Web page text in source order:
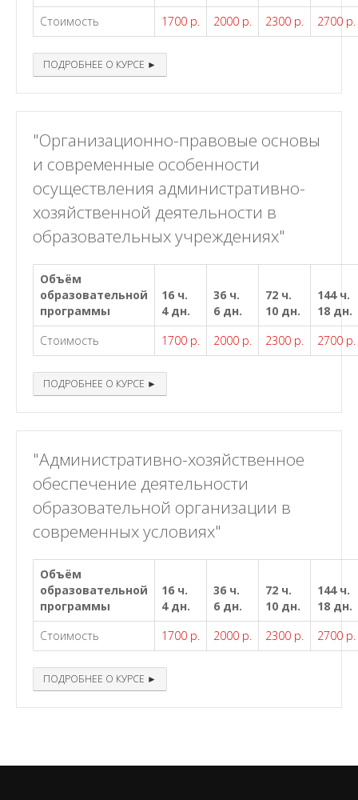
Стоимость
1700 р. 2000 р. 2300 р. 2700 р.
ПОДРОБНЕЕ О КУРСЕ ►
"Организационно-правовые основы
и современные особенности
осуществления административно-
хозяйственной деятельности в
образовательных учреждениях"
Объём
образовательной
программы
16 ч.
4 дн.
36 ч.
6 дн.
72 ч.
10 дн.
144 ч.
18 дн.
Стоимость
1700 р. 2000 р. 2300 р. 2700 р.
ПОДРОБНЕЕ О КУРСЕ ►
"Административно-хозяйственное
обеспечение деятельности
образовательной организации в
современных условиях"
Объём
образовательной
программы
16 ч.
4 дн.
36 ч.
6 дн.
72 ч.
10 дн.
144 ч.
18 дн.
Стоимость
1700 р. 2000 р. 2300 р. 2700 р.
ПОДРОБНЕЕ О КУРСЕ ►